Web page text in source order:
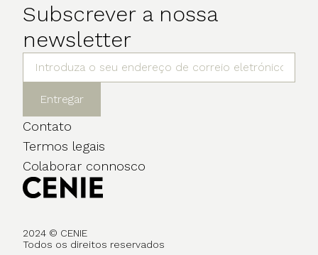
Subscrever a nossa
newsletter
Entregar
Contato
Termos legais
Colaborar connosco
2024 © CENIE
Todos os direitos reservados